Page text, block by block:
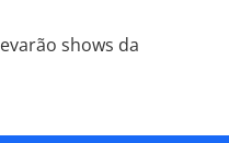
shows da